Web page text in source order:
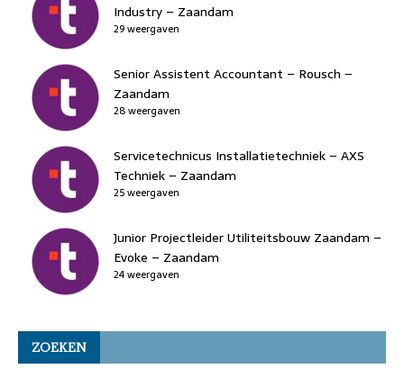
Industry – Zaandam
29 weergaven
Senior Assistent Accountant – Rousch –
Zaandam
28 weergaven
Servicetechnicus Installatietechniek – AXS
Techniek – Zaandam
25 weergaven
Junior Projectleider Utiliteitsbouw Zaandam –
Evoke – Zaandam
24 weergaven
ZOEKEN